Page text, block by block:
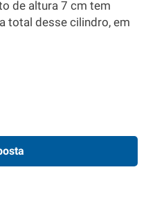
de altura 7 cm tem
total desse cilindro, em